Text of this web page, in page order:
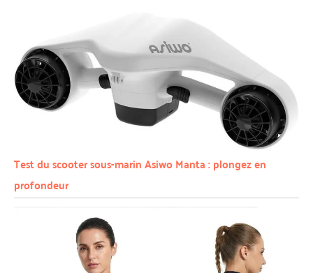
Test du scooter sous-marin Asiwo Manta : plongez en
profondeur